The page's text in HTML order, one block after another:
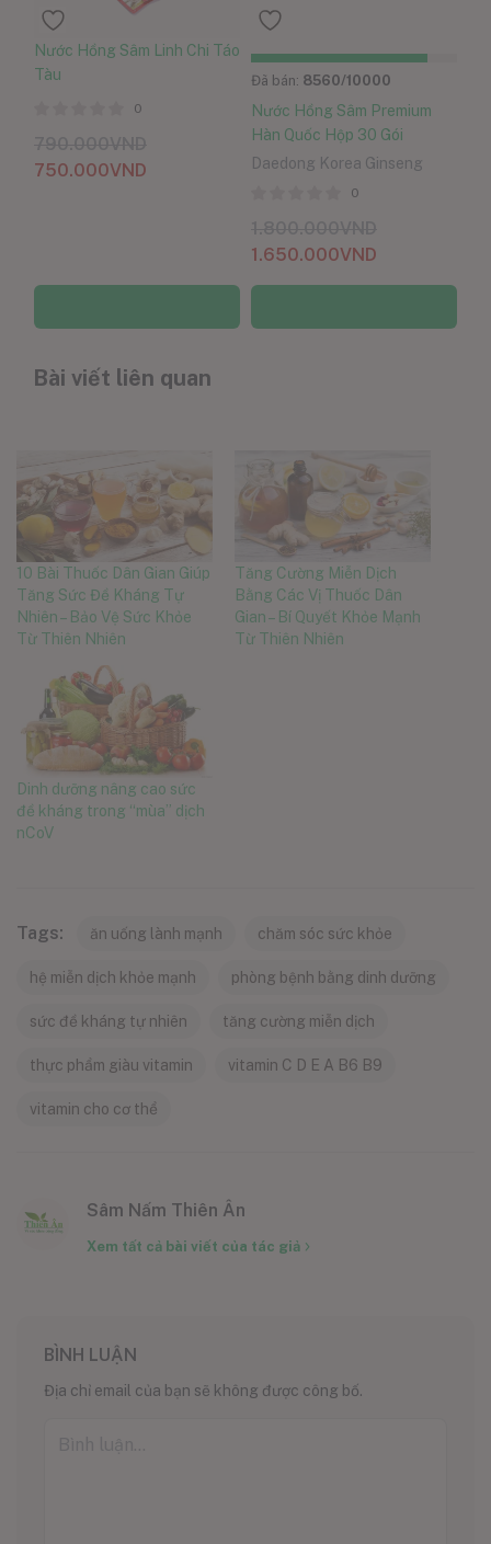
Nước Hồng Sâm Linh Chi Táo
Tàu
0
750.000VND
Đã bán: 8560/10000
Nước Hồng Sâm Premium
Hàn Quốc Hộp 30 Gói
Daedong Korea Ginseng
0
1.650.000VND
Bài viết liên quan
10 Bài Thuốc Dân Gian Giúp
Tăng Sức Đề Kháng Tự
Nhiên – Bảo Vệ Sức Khỏe
Từ Thiên Nhiên
Tăng Cường Miễn Dịch
Bằng Các Vị Thuốc Dân
Gian – Bí Quyết Khỏe Mạnh
Từ Thiên Nhiên
Dinh dưỡng nâng cao sức
đề kháng trong “mùa” dịch
nCoV
Tags: ăn uống lành mạnh chăm sóc sức khỏe
hệ miễn dịch khỏe mạnh phòng bệnh bằng dinh dưỡng
sức đề kháng tự nhiên tăng cường miễn dịch
thực phẩm giàu vitamin vitamin C D E A B6 B9
vitamin cho cơ thể
Sâm Nấm Thiên Ân
Xem tất cả bài viết của tác giả
BÌNH LUẬN
Địa chỉ email của bạn sẽ không được công bố.